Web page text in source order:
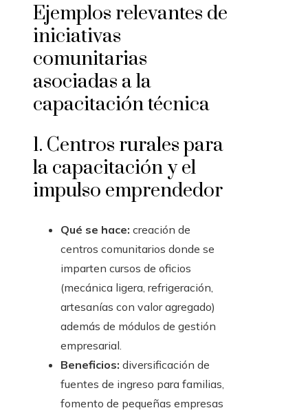
Ejemplos relevantes de
iniciativas
comunitarias
asociadas a la
capacitación técnica
1. Centros rurales para
la capacitación y el
impulso emprendedor
Qué se hace: creación de
centros comunitarios donde se
imparten cursos de oficios
(mecánica ligera, refrigeración,
artesanías con valor agregado)
además de módulos de gestión
empresarial.
Beneficios: diversificación de
fuentes de ingreso para familias,
fomento de pequeñas empresas